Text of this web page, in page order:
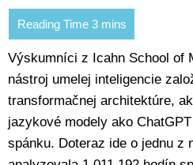
Výskumníci z Icahn School of
nástroj umelej inteligencie
transformačnej architektúre,
jazykové modely ako
spánku. Doteraz ide o jednu z